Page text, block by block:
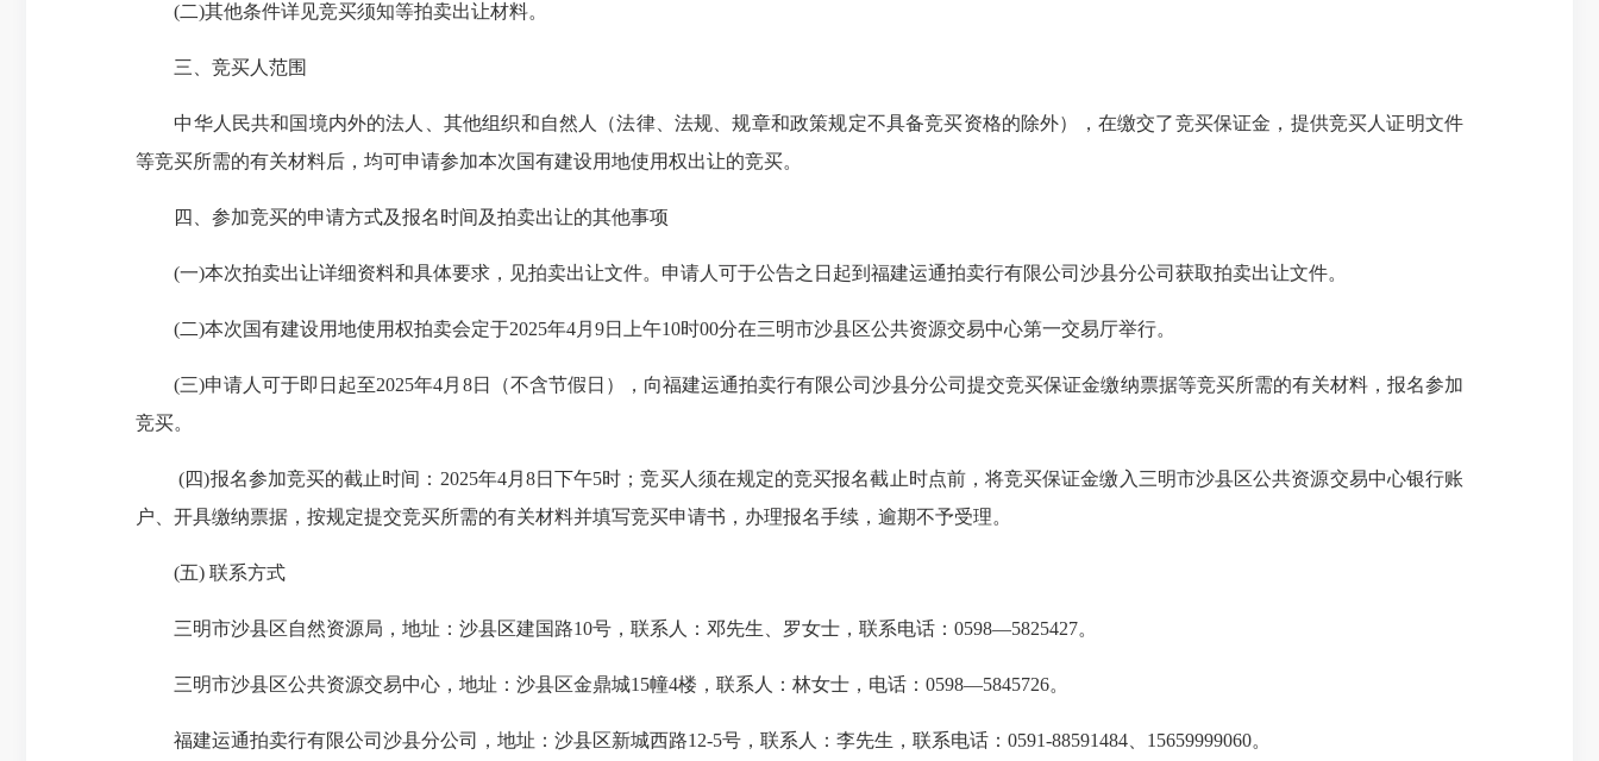
(二)其他条件详见竞买须知等拍卖出让材料。
三、竞买人范围
中华人民共和国境内外的法人、其他组织和自然人（法律、法规、规章和政策规定不具备竞买资格的除外），在缴交了竞买保证金，提供竞买人证明文件
等竞买所需的有关材料后，均可申请参加本次国有建设用地使用权出让的竞买。
四、参加竞买的申请方式及报名时间及拍卖出让的其他事项
(一)本次拍卖出让详细资料和具体要求，见拍卖出让文件。申请人可于公告之日起到福建运通拍卖行有限公司沙县分公司获取拍卖出让文件。
(二)本次国有建设用地使用权拍卖会定于2025年4月9日 上午10时00分在三明市沙县区公共资源交易中心第一交易厅举行。
(三)申请人可于即日起至2025年4月8日
（不含节假日），向福建运通拍卖行有限公司沙县分公司提交竞买保证金缴纳票据等竞买所需的有关材料，报名参加
竞买。
(四)报名参加竞买的截止时间： 2025年4月8日下午5时；竞买人须在规定的竞买报名截止时点前，将竞买保证金缴入三明市沙县区公共资源交易中心银行账
户、开具缴纳票据，按规定提交竞买所需的有关材料并填写竞买申请书，办理报名手续，逾期不予受理。
(五) 联系方式
三明市沙县区自然资源局，地址：沙县区建国路10号，联系人：邓先生、罗女士，联系电话：0598—5825427。
三明市沙县区公共资源交易中心，地址：沙县区金鼎城15幢4楼，联系人：林女士，电话：0598—5845726。
福建运通拍卖行有限公司沙县分公司，地址：沙县区新城西路12-5号，联系人：李先生，联系电话：0591-88591484、15659999060。